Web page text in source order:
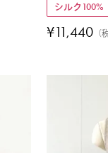
シルク100%
¥11,440